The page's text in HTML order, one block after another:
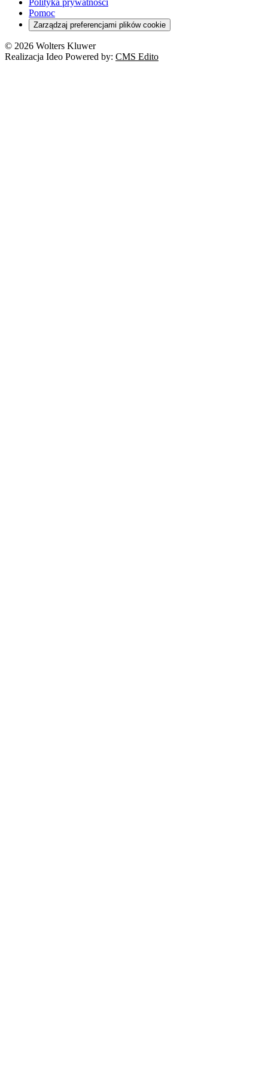
Deregulacja
Cyberbezpieczeństwo
Franczyza
Prawo autorskie
Orzeczenia
RODO
Polityka prywatności
Pomoc
Zarządzaj preferencjami plików cookie
© 2026 Wolters Kluwer
Realizacja Ideo Powered by: CMS Edito